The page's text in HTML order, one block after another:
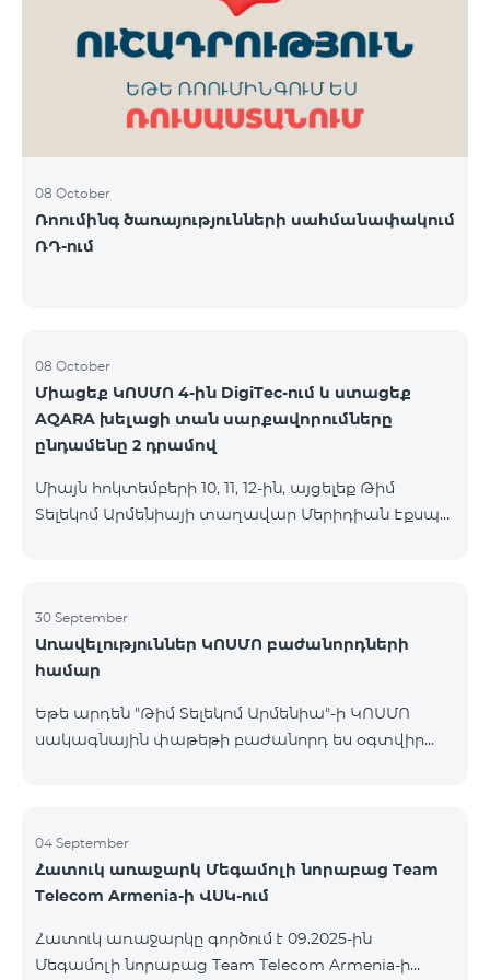
ԿՈՍՄՈ 3 TV փաթեթը․ Ինտերնետ. Մինչև 50 Մբիթ/
վ արագություն։ TV. Մինչև 80 TV ալիք՝ TeamTv
Smart հավելվածով Ֆիքսված հեռախոսակապ.
180 րոպե դեպի Team ֆիքսված ցանց։ Սույն
սակագնային փաթեթում ներառվա
08 October
Ռոումինգ ծառայությունների սահմանափակում
ՌԴ-ում
08 October
Միացեք ԿՈՍՄՈ 4-ին DigiTec-ում և ստացեք
AQARA խելացի տան սարքավորումները
ընդամենը 2 դրամով
Միայն հոկտեմբերի 10, 11, 12-ին, այցելեք Թիմ
Տելեկոմ Արմենիայի տաղավար Մերիդիան Էքսպո
բաժանորդագրությամբ և ստացեք
հնարավորություն ձեռք բերել AQARA Խելացի Տան
համակարգերը ընդամենը 2 դրամով․ AQARA
Ղեկավարման Սարք M100 (Hub M100) Միանալու
համար պարզապես պետք է անձնագրով
30 September
Առավելություններ ԿՈՍՄՈ բաժանորդների
համար
Եթե արդեն "Թիմ Տելեկոմ Արմենիա"-ի ԿՈՍՄՈ
սակագնային փաթեթի բաժանորդ ես օգտվիր
մեկ հպումով ու անսպառ ինտերնետով Smart
Place-ի Aqara սարքավորումներով։ ԿՈՍՄՈ
ծառայությունների փաթեթների գործող բոլոր
բերելու Aqara ապրանքանիշի խելացի
սարքավորումները հատուկ պայմաններով։
04 September
Հատուկ առաջարկ Մեգամոլի նորաբաց Team
Telecom Armenia-ի ՎՍԿ-ում
Հատուկ առաջարկը գործում է 09.2025-ին
Մեգամոլի նորաբաց Team Telecom Armenia-ի